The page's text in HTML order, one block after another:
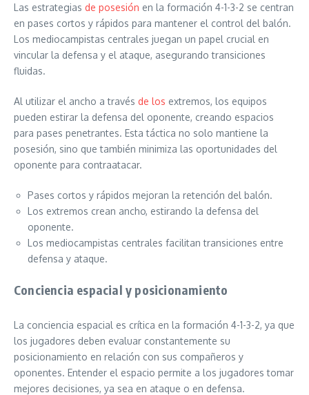
Las estrategias de posesión en la formación 4-1-3-2 se centran
en pases cortos y rápidos para mantener el control del balón.
Los mediocampistas centrales juegan un papel crucial en
vincular la defensa y el ataque, asegurando transiciones
fluidas.
Al utilizar el ancho a través de los extremos, los equipos
pueden estirar la defensa del oponente, creando espacios
para pases penetrantes. Esta táctica no solo mantiene la
posesión, sino que también minimiza las oportunidades del
oponente para contraatacar.
Pases cortos y rápidos mejoran la retención del balón.
Los extremos crean ancho, estirando la defensa del
oponente.
Los mediocampistas centrales facilitan transiciones entre
defensa y ataque.
Conciencia espacial y posicionamiento
La conciencia espacial es crítica en la formación 4-1-3-2, ya que
los jugadores deben evaluar constantemente su
posicionamiento en relación con sus compañeros y
oponentes. Entender el espacio permite a los jugadores tomar
mejores decisiones, ya sea en ataque o en defensa.